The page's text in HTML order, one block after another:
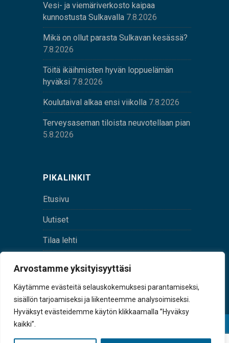
Arvostamme yksityisyyttäsi
Käytämme evästeitä selauskokemuksesi parantamiseksi,
sisällön tarjoamiseksi ja liikenteemme analysoimiseksi.
Hyväksyt evästeidemme käytön klikkaamalla ”Hyväksy
kaikki”.
Vesi- ja viemäriverkosto kaipaa
kunnostusta Sulkavalla 7.8.2026
Mikä on ollut parasta Sulkavan kesässä?
7.8.2026
Töitä ikäihmisten hyvän loppuelämän
hyväksi 7.8.2026
Koulutaival alkaa ensi viikolla 7.8.2026
Terveysaseman tiloista neuvotellaan pian
5.8.2026
PIKALINKIT
Etusivu
Uutiset
Tilaa lehti
tunnus 0167229-8